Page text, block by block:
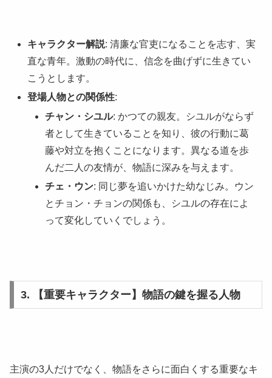
キャラクター解説: 清廉な官吏になることを志す、実
直な青年。激動の時代に、信念を曲げずに生きてい
こうとします。
登場人物との関係性:
チャン・シユル: かつての親友。シユルがならず
者として生きていることを知り、彼の行動に葛
藤や対立を抱くことになります。異なる道を歩
んだ二人の友情が、物語に深みを与えます。
チェ・ウン: 同じ夢を追いかけた幼なじみ。ウン
とチョン・チョンの関係も、シユルの存在によ
って変化していくでしょう。
3. 【重要キャラクター】物語の鍵を握る人物
主演の3人だけでなく、物語をさらに面白くする重要なキ